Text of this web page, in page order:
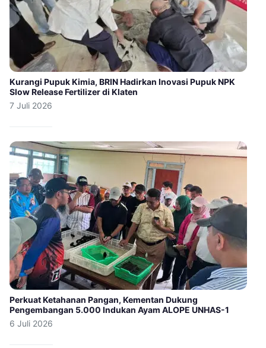
Kurangi Pupuk Kimia, BRIN Hadirkan Inovasi Pupuk NPK
Slow Release Fertilizer di Klaten
7 Juli 2026
Perkuat Ketahanan Pangan, Kementan Dukung
Pengembangan 5.000 Indukan Ayam ALOPE UNHAS-1
6 Juli 2026